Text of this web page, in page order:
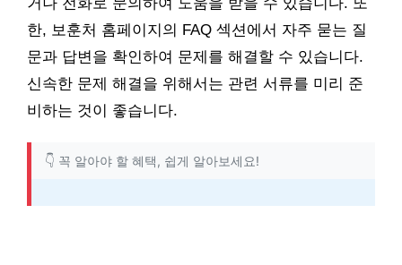
한, 보훈처 홈페이지의 FAQ 섹션에서 자주 묻는 질
문과 답변을 확인하여 문제를 해결할 수 있습니다.
신속한 문제 해결을 위해서는 관련 서류를 미리 준
비하는 것이 좋습니다.
👇 꼭 알아야 할 혜택, 쉽게 알아보세요!